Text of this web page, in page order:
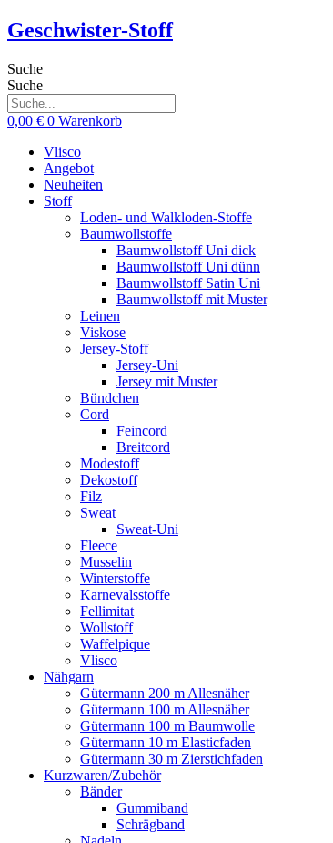
Zum
Inhalt
Geschwister-Stoff
Suche
Suche
0,00 € 0 Warenkorb
Vlisco
Angebot
Neuheiten
Stoff
Loden- und Walkloden-Stoffe
Baumwollstoffe
Baumwollstoff Uni dick
Baumwollstoff Uni dünn
Baumwollstoff Satin Uni
Baumwollstoff mit Muster
Leinen
Viskose
Jersey-Stoff
Jersey-Uni
Jersey mit Muster
Bündchen
Cord
Feincord
Breitcord
Modestoff
Dekostoff
Filz
Sweat
Sweat-Uni
Fleece
Musselin
Winterstoffe
Karnevalsstoffe
Fellimitat
Wollstoff
Waffelpique
Vlisco
Nähgarn
Gütermann 200 m Allesnäher
Gütermann 100 m Allesnäher
Gütermann 100 m Baumwolle
Gütermann 10 m Elasticfaden
Gütermann 30 m Zierstichfaden
Kurzwaren/Zubehör
Bänder
Gummiband
Schrägband